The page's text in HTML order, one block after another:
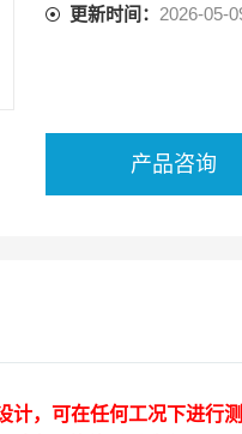
更新时间： 2026-05-
产品咨询
，可在任何工况下进行